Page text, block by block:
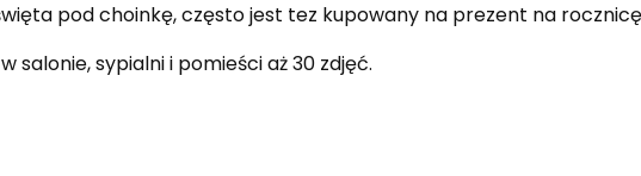
pod choinkę, często jest tez kupowany na prezent na
salonie, sypialni i pomieści aż 30 zdjęć.